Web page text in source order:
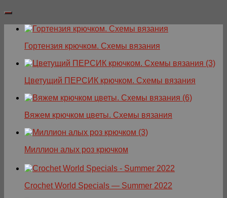
Гортензия крючком. Схемы вязания
Цветущий ПЕРСИК крючком. Схемы вязания
Вяжем крючком цветы. Схемы вязания
Миллион алых роз крючком
Crochet World Specials — Summer 2022